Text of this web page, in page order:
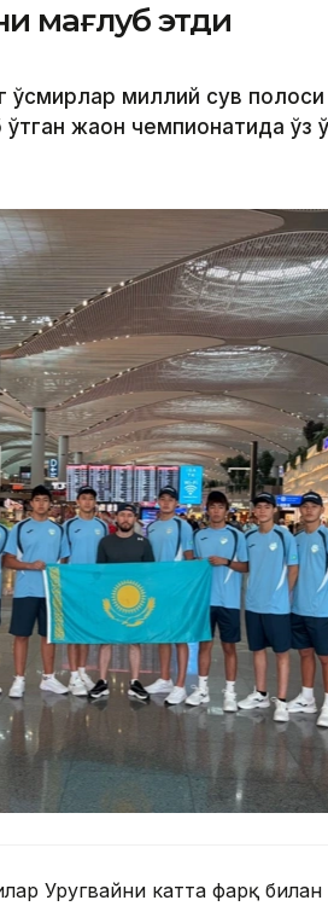
мағлуб этди
ўсмирлар миллий сув
жаҳон чемпионатида ўз
Уругвайни катта фарқ